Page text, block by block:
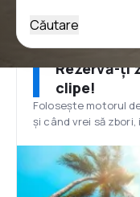
Căutare
Rezervă-ți
clipe!
Folosește motorul
și când vrei să